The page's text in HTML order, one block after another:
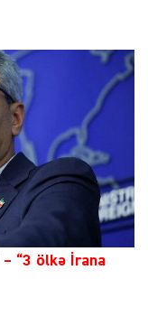
– “3 ölkə İrana